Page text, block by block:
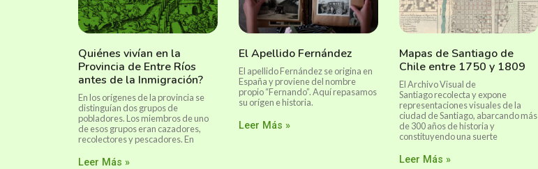
Quiénes vivían en la
Provincia de Entre Ríos
antes de la Inmigración?
En los orígenes de la provincia se
distinguían dos grupos de
pobladores. Los miembros de uno
de esos grupos eran cazadores,
recolectores y pescadores. En
Leer Más »
El Apellido Fernández
El apellido Fernández se origina en
España y proviene del nombre
propio “Fernando”. Aquí repasamos
su orígen e historia.
Leer Más »
Mapas de Santiago de
Chile entre 1750 y 1809
El Archivo Visual de
Santiago recolecta y expone
representaciones visuales de la
ciudad de Santiago, abarcando más
de 300 años de historia y
constituyendo una suerte
Leer Más »